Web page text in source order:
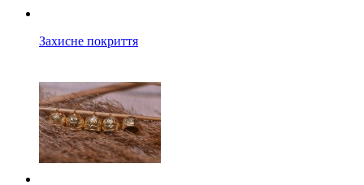
Захисне покриття